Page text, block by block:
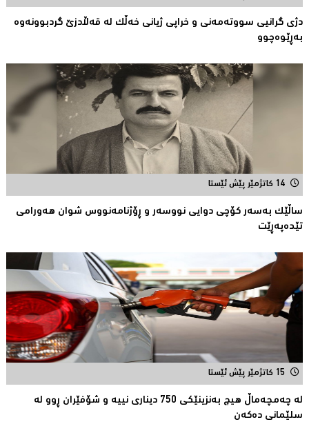
دژی گرانیی سووتەمەنی و خراپی ژیانی خەڵك لە قەڵادزێ‌ گردبوونەوە
بەڕێوەچوو
14 کاتژمێر پێش ئێستا
ساڵێك بەسەر كۆچی دوایی نووسەر و ڕۆژنامەنووس شوان هەورامی
تێدەپەڕێت
15 کاتژمێر پێش ئێستا
لە چەمچەماڵ هیچ بەنزینێکى 750 دیناری نییە و شۆفێران ڕوو لە
سلێمانى دەکەن